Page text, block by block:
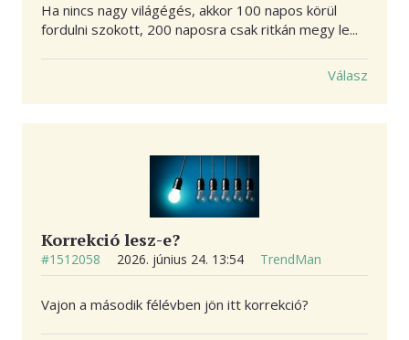
Ha nincs nagy világégés, akkor 100 napos körül
fordulni szokott, 200 naposra csak ritkán megy le...
Válasz
Korrekció lesz-e?
#1512058 2026. június 24. 13:54 TrendMan
Vajon a második félévben jön itt korrekció?